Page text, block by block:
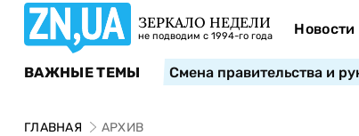
ЗЕРКАЛО НЕДЕЛИ
не подводим с 1994-го года Новости
ВАЖНЫЕ ТЕМЫ Смена правительства и
ГЛАВНАЯ АРХИВ